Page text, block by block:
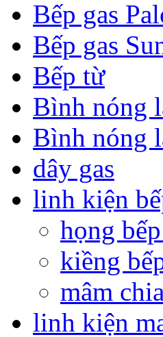
Bếp gas
Bếp gas
Bếp từ
Bình nóng
Bình nóng
dây gas
linh kiện
họng
kiềng
mâm
linh kiện